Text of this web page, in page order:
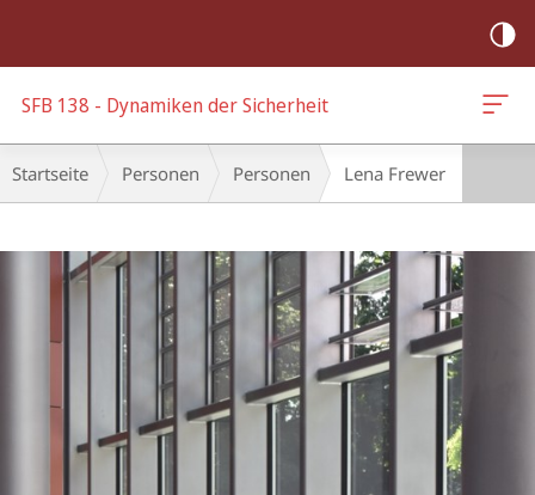
SFB 138 - Dynamiken der Sicherheit
Breadcrumb-
Navigation
Startseite Personen Personen Lena Frewer
Hauptinhalt